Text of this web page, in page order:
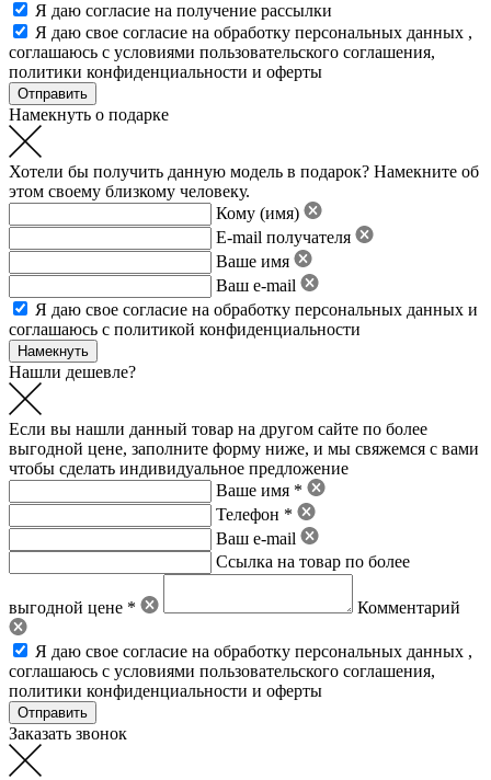
Я даю согласие на получение рассылки
Я даю свое согласие на обработку персональных данных ,
соглашаюсь с условиями пользовательского соглашения,
политики конфиденциальности и оферты
Намекнуть о подарке
Хотели бы получить данную модель в подарок? Намекните об
этом своему близкому человеку.
Кому (имя)
E-mail получателя
Ваше имя
Ваш e-mail
Я даю свое согласие на обработку персональных данных и
соглашаюсь с политикой конфиденциальности
Нашли дешевле?
Если вы нашли данный товар на другом сайте по более
выгодной цене, заполните форму ниже, и мы свяжемся с вами
чтобы сделать индивидуальное предложение
Ваше имя *
Телефон *
Ваш e-mail
Ссылка на товар по более
выгодной цене * Комментарий
Я даю свое согласие на обработку персональных данных ,
соглашаюсь с условиями пользовательского соглашения,
политики конфиденциальности и оферты
Заказать звонок